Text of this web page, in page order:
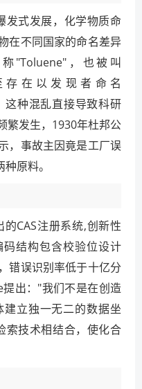
发式发展，化学物质命
在不同国家的命名差异
"Toluene"，也被叫
存在以发现者命名
种混乱直接导致科研
繁发生，1930年杜邦公
，事故主因竟是工厂误
原料。
CAS注册系统,创新性
结构包含校验位设计
错误识别率低于十亿分
提出："我们不是在创造
立独一无二的数据坐
索技术相结合，使化合